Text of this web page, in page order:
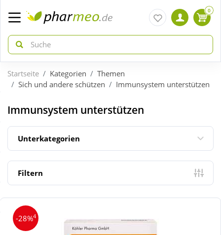
zurück
ÜBERSICHT AKTIONEN
Aktuelle Coupons
Neuheiten
Sale
zurück
ÜBERSICHT KATEGORIEN
Arzneimittel
Diabetes
Körperpflege & Kosmetik
0
Startseite Kategorien
Themen
Sich und andere schützen
Immunsystem unterstützen
Immunsystem unterstützen
Unterkategorien
Filtern
-28%4